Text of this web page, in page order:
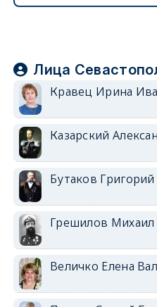
Лица
Кравец Ирина
Казарский
Бутаков
Грешилов Михаил
Величко Елена